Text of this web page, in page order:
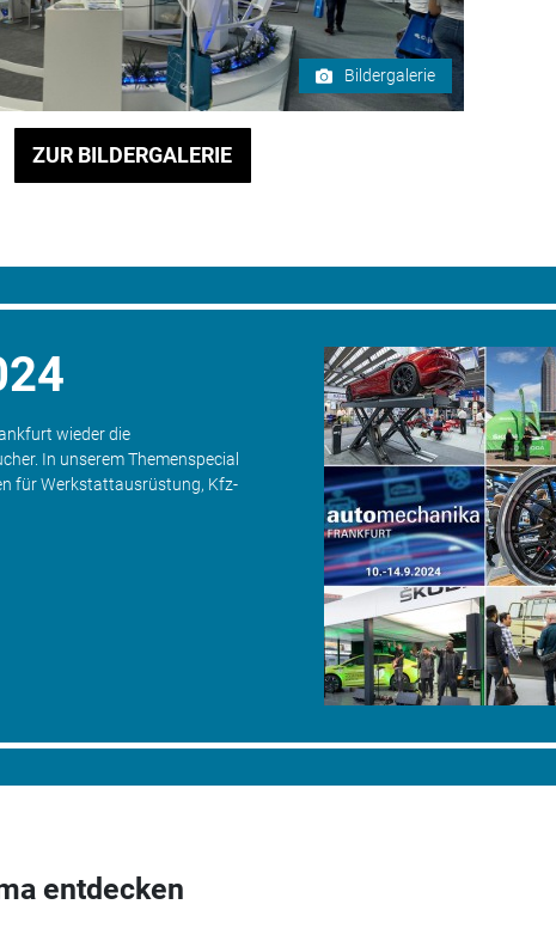
Bildergalerie
ZUR BILDERGALERIE
wieder die
In unserem Themenspecial
für Werkstattausrüstung, Kfz-
entdecken